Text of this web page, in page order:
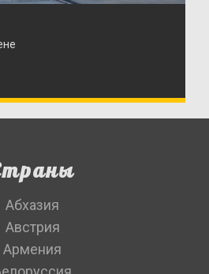
Абхазия
Австрия
Армения